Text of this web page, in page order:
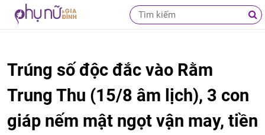
Trúng số độc đắc vào Rằm
Trung Thu (15/8 âm lịch), 3 con
giáp nếm mật ngọt vận may, tiền